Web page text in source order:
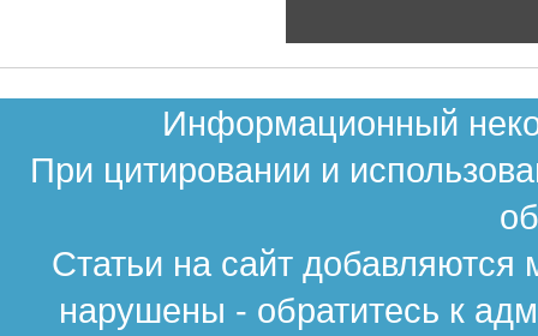
Информационный
При цитировании и
Статьи на сайт
нарушены - обратитесь к